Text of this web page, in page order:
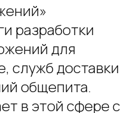
разработки
для
служб доставки
общепита.
в этой сфере с